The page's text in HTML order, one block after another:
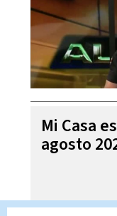
Mi Casa
agosto